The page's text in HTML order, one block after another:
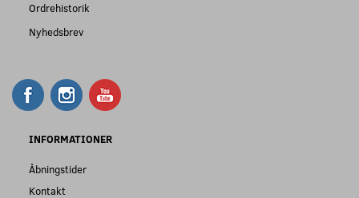
Ordrehistorik
Nyhedsbrev
INFORMATIONER
Åbningstider
Kontakt